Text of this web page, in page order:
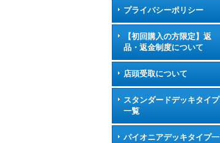
プライバシーポリシー
【初回購入の方限定】返
品・返金制度について
店頭受取について
スタンダードデッキタイプ
一覧
パイオニアデッキタイプ一